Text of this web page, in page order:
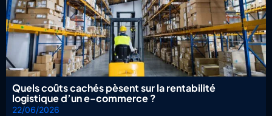
Quels coûts cachés pèsent sur la rentabilité
logistique d’un e-commerce ?
22/06/2026